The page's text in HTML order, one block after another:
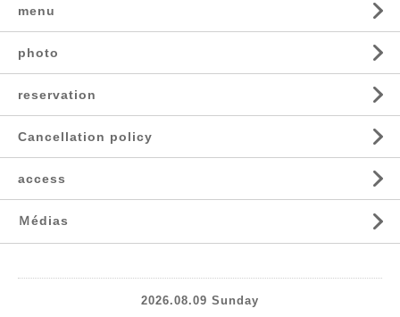
menu
photo
reservation
Cancellation policy
access
Ｍédias
2026.08.09 Sunday